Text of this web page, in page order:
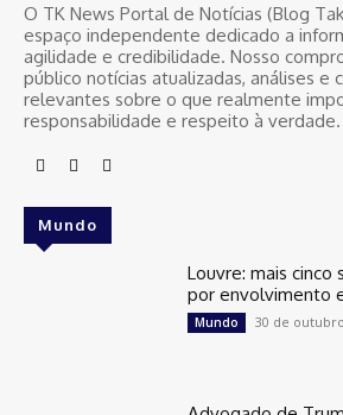
O TK News Portal de Notícias (Blog
espaço independente dedicado a
agilidade e credibilidade. Nosso
público notícias atualizadas, análises e
relevantes sobre o que realmente
responsabilidade e respeito à verdade.
Mundo
Louvre: mais cinco
por envolvimento
Mundo 30 de